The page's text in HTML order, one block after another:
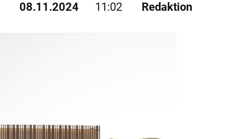
08.11.2024 11:02 Redaktion